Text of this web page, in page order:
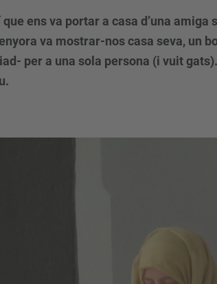
ens va portar a casa d’una
va mostrar-nos casa seva, un
per a una sola persona (i vuit